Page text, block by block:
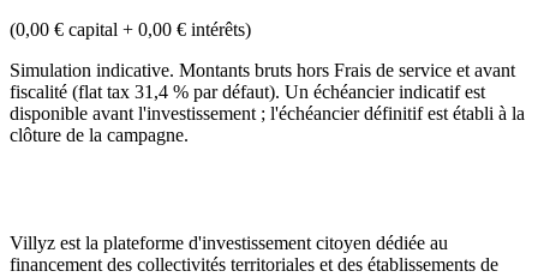
(0,00 € capital + 0,00 € intérêts)
Simulation indicative. Montants bruts hors Frais de service et avant
fiscalité (flat tax 31,4 % par défaut). Un échéancier indicatif est
disponible avant l'investissement ; l'échéancier définitif est établi à la
clôture de la campagne.
Villyz est la plateforme d'investissement citoyen dédiée au
financement des collectivités territoriales et des établissements de